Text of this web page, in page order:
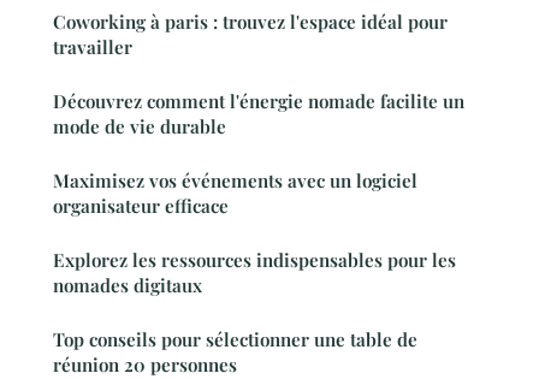
Coworking à paris : trouvez l'espace idéal pour
travailler
Découvrez comment l'énergie nomade facilite un
mode de vie durable
Maximisez vos événements avec un logiciel
organisateur efficace
Explorez les ressources indispensables pour les
nomades digitaux
Top conseils pour sélectionner une table de
réunion 20 personnes